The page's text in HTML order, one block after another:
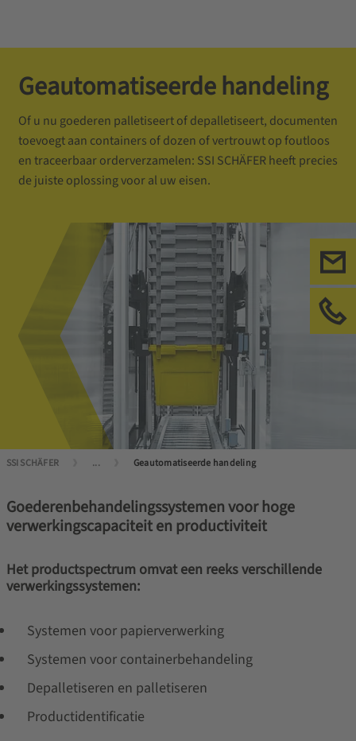
Geautomatiseerde handeling
Of u nu goederen palletiseert of depalletiseert, documenten
toevoegt aan containers of dozen of vertrouwt op foutloos
en traceerbaar orderverzamelen: SSI SCHÄFER heeft precies
de juiste oplossing voor al uw eisen.
SSI SCHÄFER ... Geautomatiseerde handeling
Goederenbehandelingssystemen voor hoge
verwerkingscapaciteit en productiviteit
Het productspectrum omvat een reeks verschillende
verwerkingssystemen:
Systemen voor papierverwerking
Systemen voor containerbehandeling
Depalletiseren en palletiseren
Productidentificatie